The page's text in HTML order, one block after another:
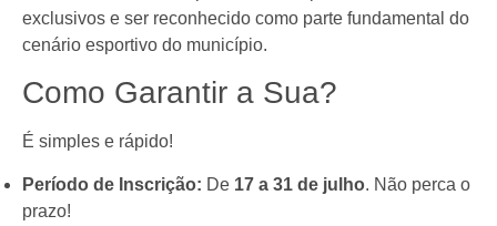
exclusivos e ser reconhecido como parte fundamental do
cenário esportivo do município.
Como Garantir a Sua?
É simples e rápido!
Período de Inscrição: De 17 a 31 de julho. Não perca o
prazo!